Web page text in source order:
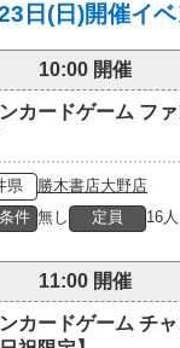
日(日)開催イベ
10:00 開催
カードゲーム フ
県
勝木書店大野店
件 無し 定員 16人
11:00 開催
カードゲーム チ